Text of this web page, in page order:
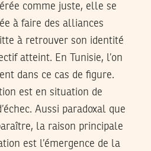
comme juste, elle se
à faire des alliances
à retrouver son identité
atteint. En Tunisie, l’on
dans ce cas de figure.
est en situation de
Aussi paradoxal que
la raison principale
est l’émergence de la